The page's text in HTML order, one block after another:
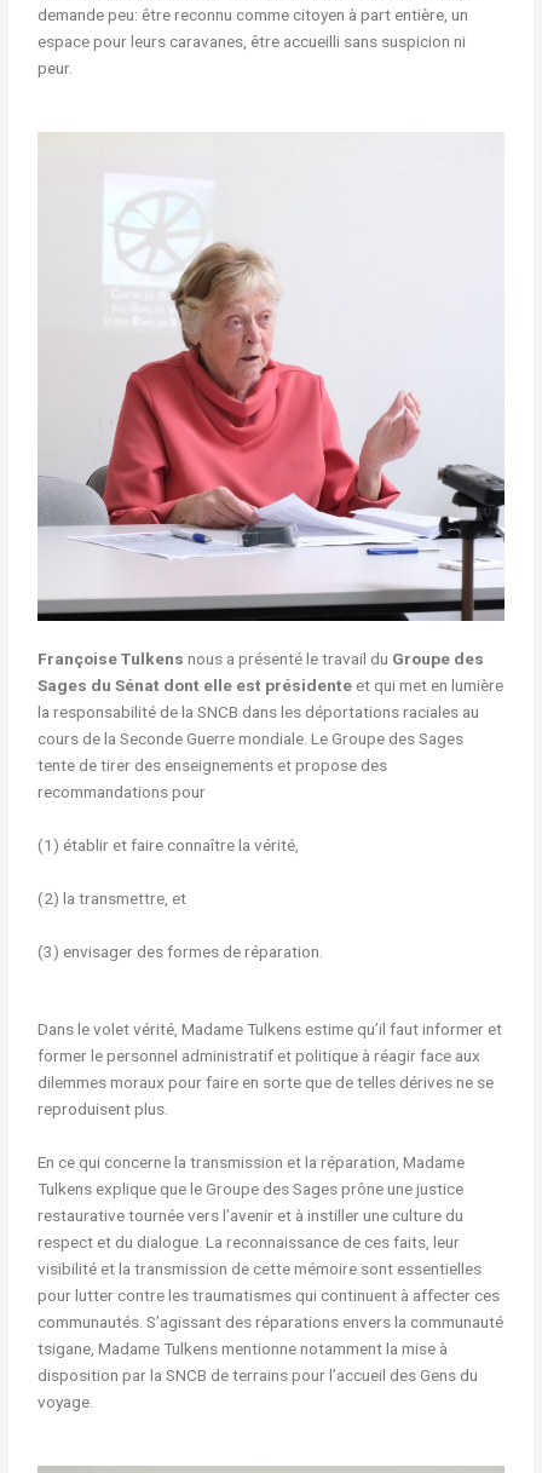
demande peu: être reconnu comme citoyen à part entière, un
espace pour leurs caravanes, être accueilli sans suspicion ni
peur.
Françoise Tulkens nous a présenté le travail du Groupe des
Sages du Sénat dont elle est présidenteet qui met en lumière
la responsabilité de la SNCB dans les déportations raciales au
cours de la Seconde Guerre mondiale. Le Groupe des Sages
tente de tirer des enseignements et propose des
recommandations pour
(1) établir et faire connaître la vérité,
(2) la transmettre, et
(3) envisager des formes de réparation.
Dans le volet vérité, Madame Tulkens estime qu’il faut informer et
former le personnel administratif et politique à réagir face aux
dilemmes moraux pour faire en sorte que de telles dérives ne se
reproduisent plus.
En ce qui concerne la transmission et la réparation, Madame
Tulkens explique que le Groupe des Sages prône une justice
restaurative tournée vers l’avenir et à instiller une culture du
respect et du dialogue. La reconnaissance de ces faits, leur
visibilité et la transmission de cette mémoire sont essentielles
pour lutter contre les traumatismes qui continuent à affecter ces
communautés. S’agissant des réparations envers la communauté
tsigane, Madame Tulkens mentionne notamment la mise à
disposition par la SNCB de terrains pour l’accueil des Gens du
voyage.